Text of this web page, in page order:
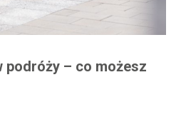
podróży – co możesz